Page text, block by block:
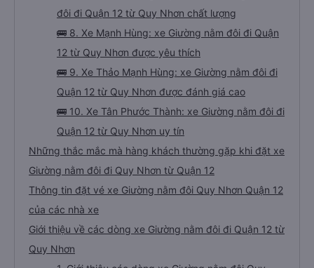
đôi đi Quận 12 từ Quy Nhơn chất lượng
🚌 8. Xe Mạnh Hùng: xe Giường nằm đôi đi Quận
12 từ Quy Nhơn được yêu thích
🚌 9. Xe Thảo Mạnh Hùng: xe Giường nằm đôi đi
Quận 12 từ Quy Nhơn được đánh giá cao
🚌 10. Xe Tân Phước Thành: xe Giường nằm đôi đi
Quận 12 từ Quy Nhơn uy tín
Những thắc mắc mà hàng khách thường gặp khi đặt xe
Giường nằm đôi đi Quy Nhơn từ Quận 12
Thông tin đặt vé xe Giường nằm đôi Quy Nhơn Quận 12
của các nhà xe
Giới thiệu về các dòng xe Giường nằm đôi đi Quận 12 từ
Quy Nhơn